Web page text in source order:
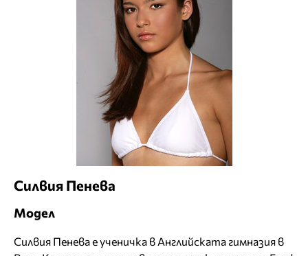
Силвия Пенева
Модел
Силвия Пенева е ученичка в Английската гимназия в